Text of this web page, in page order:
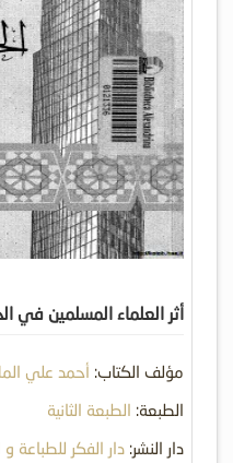
أثر العلماء المسلمين في
مؤلف الكتاب: أحمد علي
الطبعة: الطبعة الثانية
دار النشر: دار الفكر للطباعة